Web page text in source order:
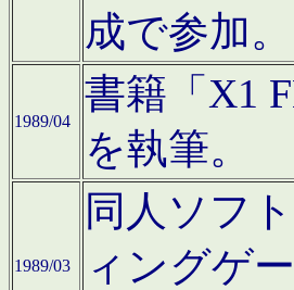
成で参加。
1989/04
書籍「X1
を執筆。
1989/03
同人ソフ
ィングゲ